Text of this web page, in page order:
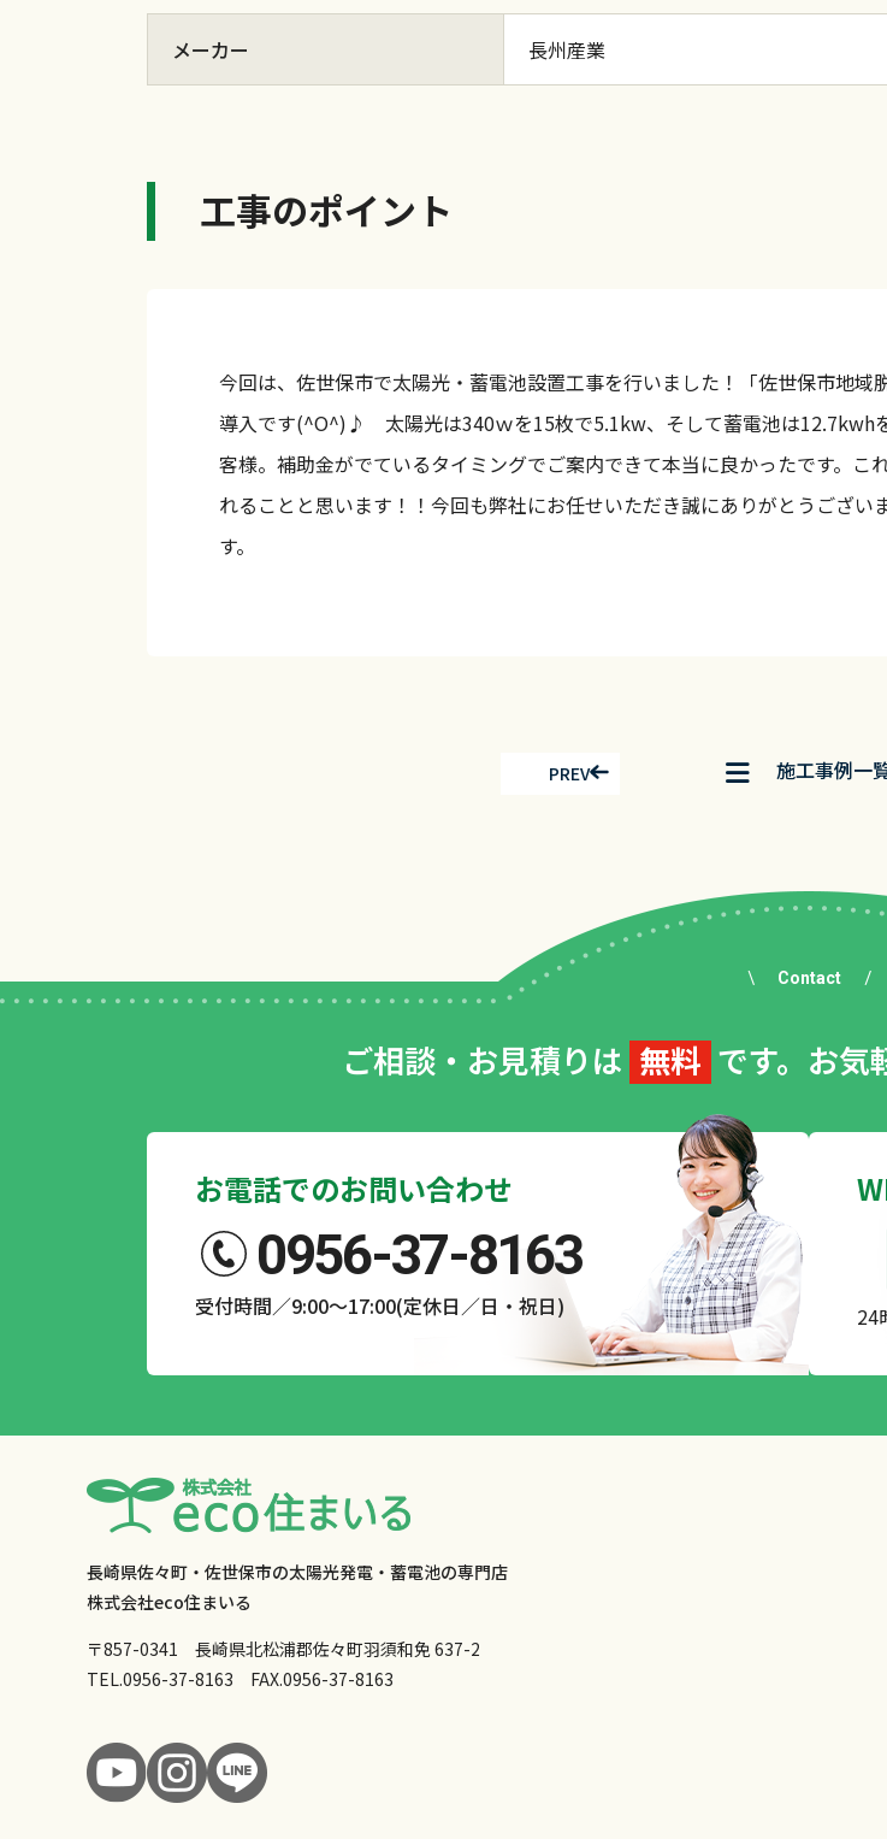
メーカー 長州産業
工事のポイント
今回は、佐世保市で太陽光・蓄電池設置工事を行いました！「佐世保市地
導入です(^O^)♪ 太陽光は340ｗを15枚で5.1kw、そして蓄電池は12.7kwh
客様。補助金がでているタイミングでご案内できて本当に良かったです。
れることと思います！！今回も弊社にお任せいただき誠にありがとうござ
す。
PREV 施工事例一
Contact
ご相談・お見積りは 無料 です。お気
お電話でのお問い合わせ
0956-37-8163
受付時間／9:00～17:00(定休日／日・祝日) 24
長崎県佐々町・佐世保市の太陽光発電・蓄電池の専門店
株式会社eco住まいる
〒857-0341 長崎県北松浦郡佐々町羽須和免 637-2
TEL.0956-37-8163 FAX.0956-37-8163